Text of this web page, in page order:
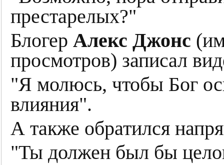
престарелых?"
Блогер Алекс Джонс
просмотров) записал
"Я молюсь, чтобы Бог
влияния".
А также обратился
"Ты должен был бы